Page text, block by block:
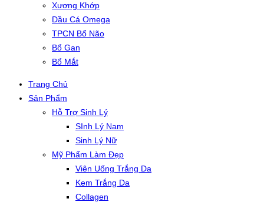
Xương Khớp
Dầu Cá Omega
TPCN Bổ Não
Bổ Gan
Bổ Mắt
Trang Chủ
Sản Phẩm
Hỗ Trợ Sinh Lý
SInh Lý Nam
Sinh Lý Nữ
Mỹ Phẩm Làm Đẹp
Viên Uống Trắng Da
Kem Trắng Da
Collagen